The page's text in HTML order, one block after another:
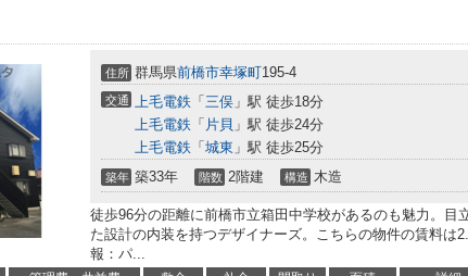
住所 群馬県前橋市幸塚町195-4
交通 上毛電鉄 「 三俣 」駅 徒歩18分
上毛電鉄 「 片貝 」駅 徒歩24分
上毛電鉄 「 城東 」駅 徒歩25分
築年 築33年 階数 2階建 構造 木造
徒歩96分の距離に前橋市立箱田中学校があるのも魅力。目
た設計の内装を持つデザイナーズ。こちらの物件の賃料は
報：パ...